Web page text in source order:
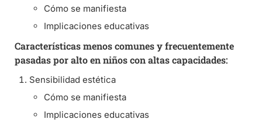
Cómo se manifiesta
Implicaciones educativas
Características menos comunes y frecuentemente
pasadas por alto en niños con altas capacidades:
Sensibilidad estética
Cómo se manifiesta
Implicaciones educativas